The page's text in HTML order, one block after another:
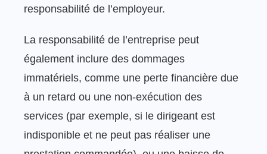
responsabilité de l’employeur.
La responsabilité de l’entreprise peut
également inclure des dommages
immatériels, comme une perte financière due
à un retard ou une non-exécution des
services (par exemple, si le dirigeant est
indisponible et ne peut pas réaliser une